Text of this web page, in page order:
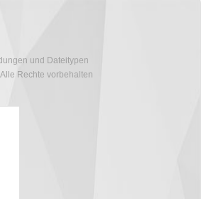
und Dateitypen
Rechte vorbehalten